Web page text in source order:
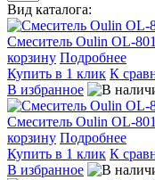
Вид каталога:
Смеситель Oulin OL-
корзину Подробнее
Купить в 1 клик К
В избранное
Смеситель Oulin OL-
корзину Подробнее
Купить в 1 клик К
В избранное